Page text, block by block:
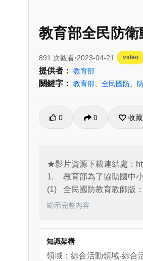
教育部全民防
891 次觀看 2023-04-21 video
提供者： 教育部
關鍵字： 教育部 全民國防
0 0 收藏
★影片資源下載連結處：
1.	教育部為了協助國中
(1)	全民國防教育教師版
(2)	全民防衛動員教師版
(4)	國民小學3-6年級學生
(5)	國民中學7-9年級學生
2.	在教師版影片中透過
顯示完整內容
知識架構
領域：綜合活動領域-綜合